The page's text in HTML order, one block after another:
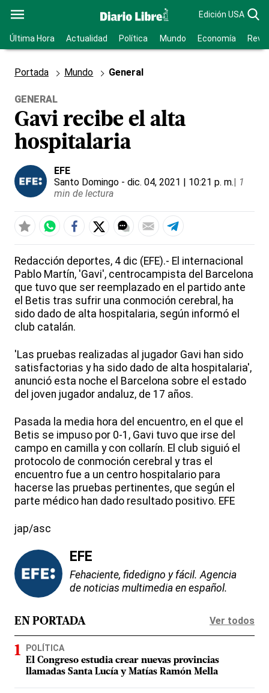
Edición USA
Última Hora Actualidad Política Mundo Economía
Portada Mundo General
GENERAL
Gavi recibe el alta
hospitalaria
EFE
Santo Domingo - dic. 04, 2021 | 10:21 p. m.| 1
min de lectura
Redacción deportes, 4 dic (EFE).- El internacional
Pablo Martín, 'Gavi', centrocampista del Barcelona
que tuvo que ser reemplazado en el partido ante
el Betis tras sufrir una conmoción cerebral, ha
sido dado de alta hospitalaria, según informó el
club catalán.
'Las pruebas realizadas al jugador Gavi han sido
satisfactorias y ha sido dado de alta hospitalaria',
anunció esta noche el Barcelona sobre el estado
del joven jugador andaluz, de 17 años.
Pasada la media hora del encuentro, en el que el
Betis se impuso por 0-1, Gavi tuvo que irse del
campo en camilla y con collarín. El club siguió el
protocolo de conmoción cerebral y tras el
encuentro fue a un centro hospitalario para
hacerse las pruebas pertinentes, que según el
parte médico han dado resultado positivo. EFE
jap/asc
EFE
Fehaciente, fidedigno y fácil. Agencia
de noticias multimedia en español.
EN PORTADA Ver todos
POLÍTICA
El Congreso estudia crear nuevas provincias
llamadas Santa Lucía y Matías Ramón Mella